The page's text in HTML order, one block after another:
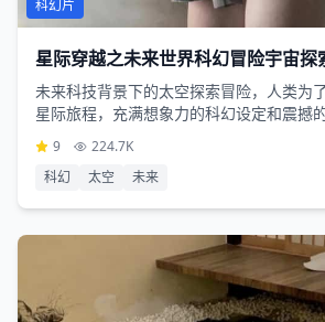
科幻片
星际穿越之未来世界科幻冒险宇宙探
未来科技背景下的太空探索冒险，人类为
星际旅程，充满想象力的科幻设定和震撼
9 224.7K
科幻
太空 未来